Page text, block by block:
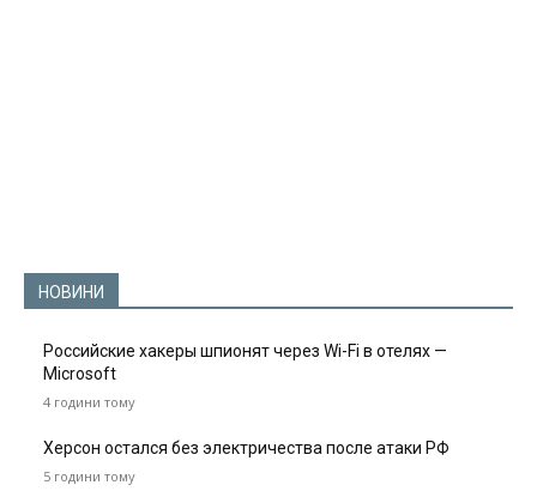
НОВИНИ
Российские хакеры шпионят через Wi-Fi в отелях —
Microsoft
4 години тому
Херсон остался без электричества после атаки РФ
5 години тому